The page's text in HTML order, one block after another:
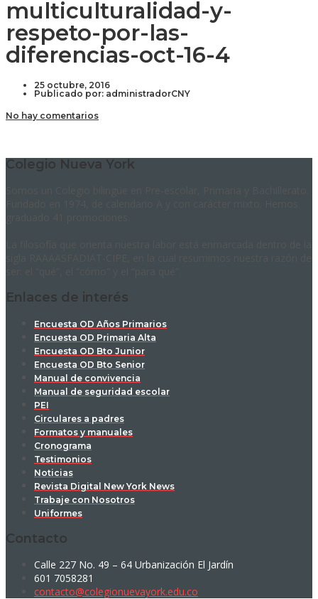
multiculturalidad-y-
respeto-por-las-
diferencias-oct-16-4
25 octubre, 2016
Publicado por: administradorCNY
No hay comentarios
Colegio Nueva York
Enlaces de interés
Encuesta OD Años Primarios
Encuesta OD Primaria Alta
Encuesta OD Bto Junior
Encuesta OD Bto Senior
Manual de convivencia
Manual de seguridad escolar
PEI
Circulares a padres
Formatos y manuales
Cronograma
Testimonios
Noticias
Revista Digital New York News
Trabaje con Nosotros
Uniformes
Contacto
Calle 227 No. 49 – 64 Urbanización El Jardín
601 7058281
contacto@colegionuevayork.edu.co